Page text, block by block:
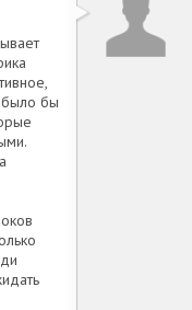
было бы